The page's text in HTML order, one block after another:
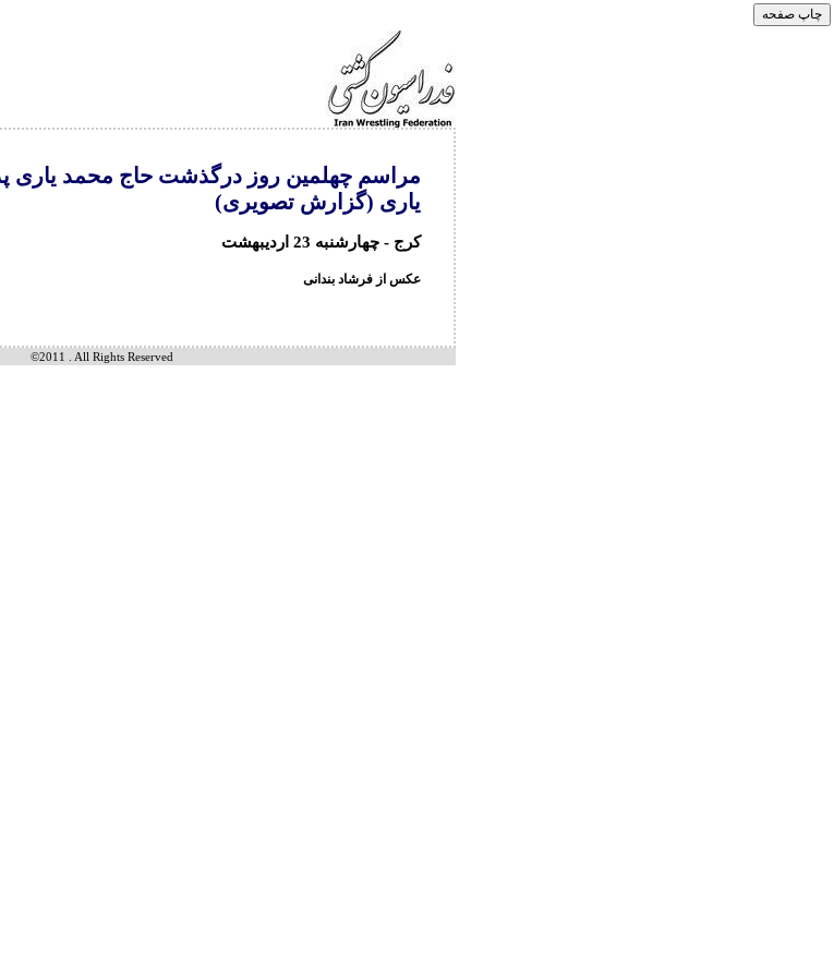
مراسم چهلمین روز درگذشت حاج محمد یاری
یاری (گزارش تصویری)
کرج - چهارشنبه 23 اردیبهشت
عکس از فرشاد بندانی
©2011 . All Rights Reserved